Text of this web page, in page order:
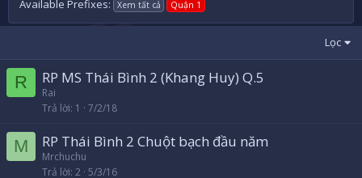
Available Prefixes: Xem tất cả Quận 1
Lọc
R RP MS Thái Bình 2 (Khang Huy) Q.5
Rai
Trả lời 1 7/2/18
M RP Thái Bình 2 Chuột bạch đầu năm
Mrchuchu
Trả lời 2 5/3/16